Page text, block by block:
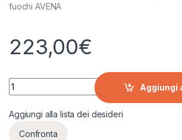
fuochi AVENA
223,00€
HOTPOINT ARISTON PCN 640 T AV R/
Aggiungi
Aggiungi alla lista dei desideri
Confronta